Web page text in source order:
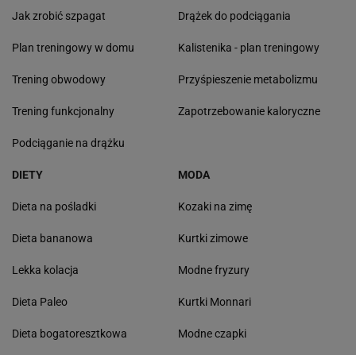
Jak zrobić szpagat
Plan treningowy w domu
Trening obwodowy
Trening funkcjonalny
Podciąganie na drążku
Drążek do podciągania
Kalistenika - plan treningowy
Przyśpieszenie metabolizmu
Zapotrzebowanie kaloryczne
DIETY
Dieta na pośladki
Dieta bananowa
Lekka kolacja
Dieta Paleo
Dieta bogatoresztkowa
MODA
Kozaki na zimę
Kurtki zimowe
Modne fryzury
Kurtki Monnari
Modne czapki